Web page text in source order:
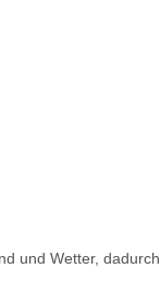
und Wetter,